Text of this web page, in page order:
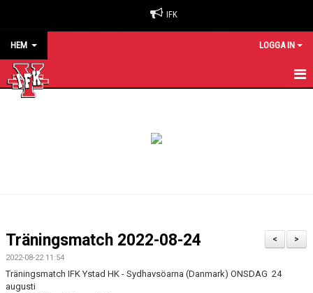
IFK
HEM LOGGA IN
KALENDER
KONTAKT
>
<
Träningsmatch 2022-08-24
2022-08-22 11:54
Träningsmatch IFK Ystad HK - Sydhavsöarna (Danmark) ONSDAG 24
augusti